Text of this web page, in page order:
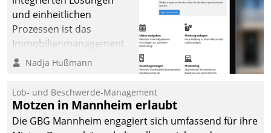
und einheitlichen
Prozessen ist das
Immobilienmanagement
der Bayerischen
Ressort Kapitalanlage für
künftige Aufgaben und
Herausforderungen
Nadja Hußmann
Lob- und Beschwerde-Management
Motzen in Mannheim erlaubt
Die GBG Mannheim engagiert sich umfassend für ihre